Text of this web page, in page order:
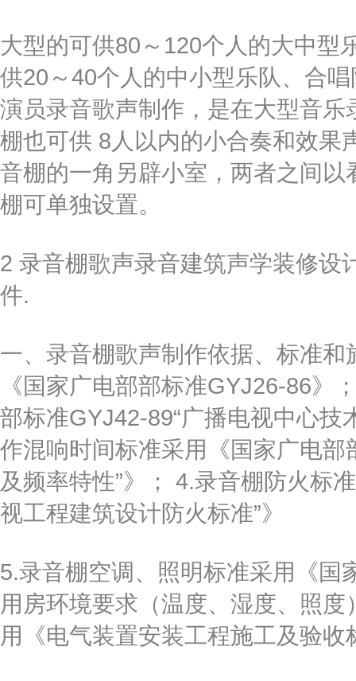
大型的可供80～120个人的大中型
供20～40个人的中小型乐队、合
演员录音歌声制作，是在大型音
棚也可供 8人以内的小合奏和效果
音棚的一角另辟小室，两者之间
棚可单独设置。
2 录音棚歌声录音建筑声学装修设
件.
一、录音棚歌声制作依据、标准
《国家广电部部标准GYJ26-86》
部标准GYJ42-89“广播电视中心技
作混响时间标准采用《国家广电
及频率特性”》； 4.录音棚防火标
视工程建筑设计防火标准”》
5.录音棚空调、照明标准采用《国
用房环境要求（温度、湿度、照
用《电气装置安装工程施工及验